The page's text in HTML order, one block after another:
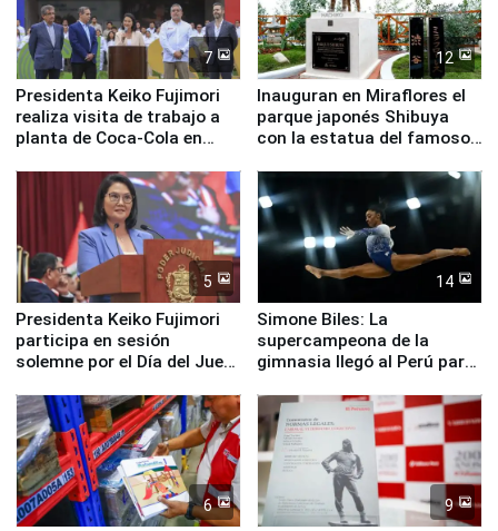
7
Presidenta Keiko Fujimori
realiza visita de trabajo a
planta de Coca-Cola en
12
Inauguran en Miraflores el
parque japonés Shibuya
con la estatua del famoso
5
Presidenta Keiko Fujimori
participa en sesión
solemne por el Día del Juez
14
Simone Biles: La
supercampeona de la
gimnasia llegó al Perú para
Panamericanos Lima 2027
6 9